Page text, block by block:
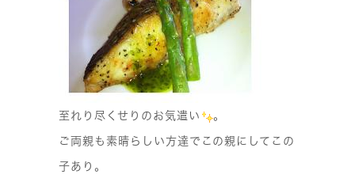
至れり尽くせりのお気遣い 。
ご両親も素晴らしい方達でこの親にしてこの
子あり。